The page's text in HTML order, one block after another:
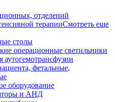
отделений
терапииСмотреть еще
столы
операционные светильники
аутогемотрансфузии
фетальные,
оборудование
и АНД